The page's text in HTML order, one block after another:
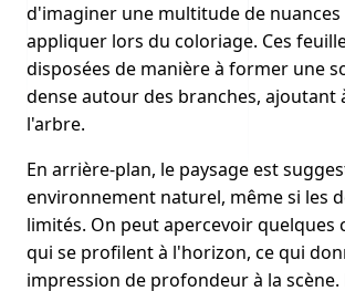
d'imaginer une multitude de nuances
appliquer lors du coloriage. Ces
disposées de manière à former une
dense autour des branches, ajoutant
l'arbre.
En arrière-plan, le paysage est
environnement naturel, même si les
limités. On peut apercevoir quelques
qui se profilent à l'horizon, ce qui
impression de profondeur à la scène.